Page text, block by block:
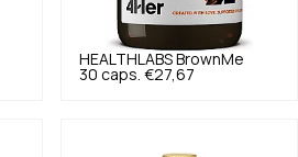
HEALTHLABS BrownMe
30 caps. €27,67